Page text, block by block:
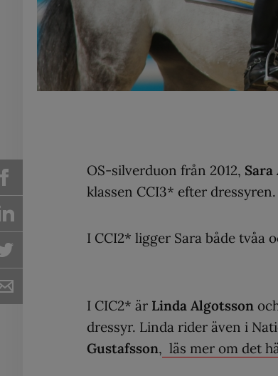
OS-silverduon från 2012,
klassen CCI3* efter
I CCI2* ligger Sara både tvåa
I CIC2* är Linda Algotsson
dressyr. Linda rider även i
Gustafsson, läs mer om det